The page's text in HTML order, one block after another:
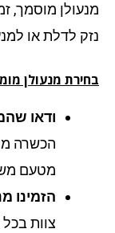
מוסמך, זמין
לדלת או
מנעולן מומלץ
ודאו
הכשרה
מטעם
הזמינו
צוות בכל